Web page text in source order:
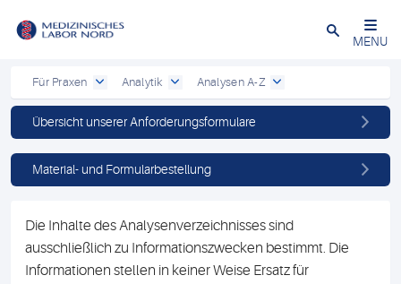
Schließen
MENU
Für Praxen Analytik Analysen A-Z
Übersicht unserer Anforderungsformulare
Material- und Formularbestellung
Die Inhalte des Analysenverzeichnisses sind
ausschließlich zu Informationszwecken bestimmt. Die
Informationen stellen in keiner Weise Ersatz für